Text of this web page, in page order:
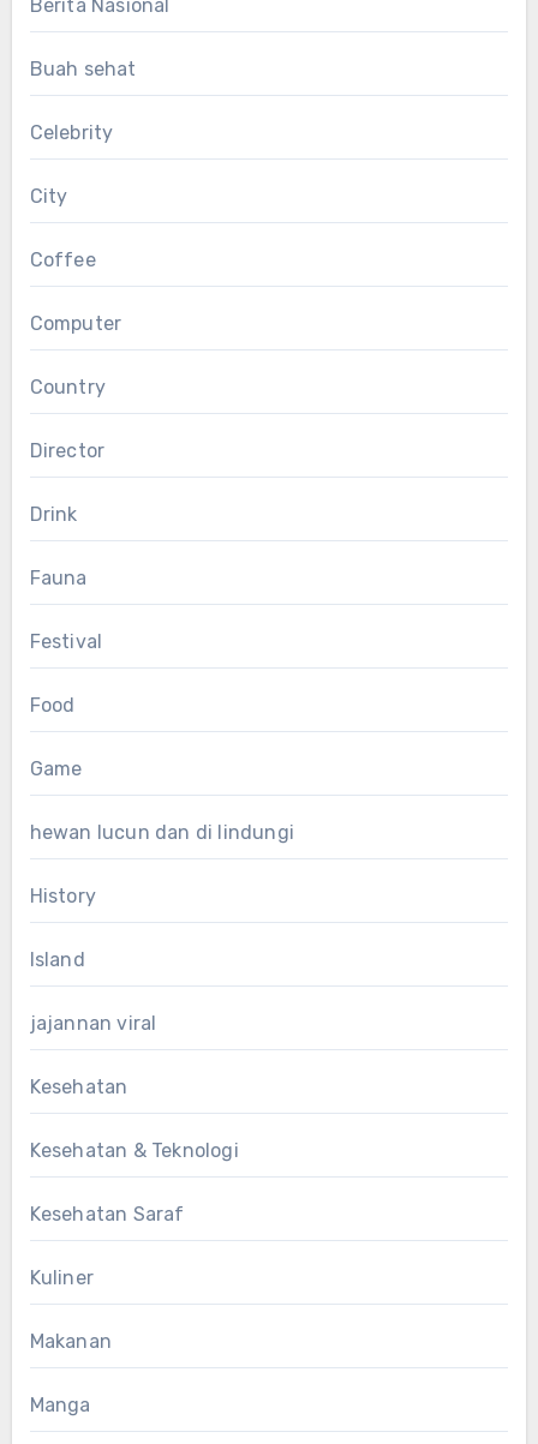
Berita Nasional
Buah sehat
Celebrity
City
Coffee
Computer
Country
Director
Drink
Fauna
Festival
Food
Game
hewan lucun dan di lindungi
History
Island
jajannan viral
Kesehatan
Kesehatan & Teknologi
Kesehatan Saraf
Kuliner
Makanan
Manga